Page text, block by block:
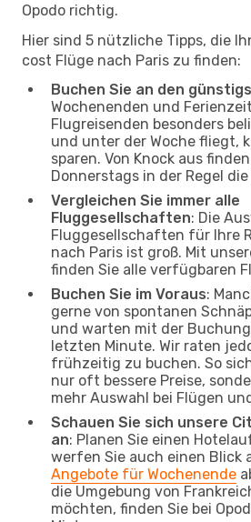
Opodo richtig.
Hier sind 5 nützliche Tipps, die
cost Flüge nach Paris zu finden:
Buchen Sie an den
Wochenenden und
Flugreisenden besonders
und unter der Woche fliegt,
sparen. Von Knock aus
Donnerstags in der Regel
Vergleichen Sie immer alle
Fluggesellschaften: Die
Fluggesellschaften für Ihre
nach Paris ist groß. Mit
finden Sie alle verfügbaren
Buchen Sie im Voraus:
gerne von spontanen
und warten mit der
letzten Minute. Wir raten
frühzeitig zu buchen. So
nur oft bessere Preise,
mehr Auswahl bei Flügen
Schauen Sie sich unsere
an: Planen Sie einen
werfen Sie auch einen Blick
Angebote für Wochenende
die Umgebung von
möchten, finden Sie bei